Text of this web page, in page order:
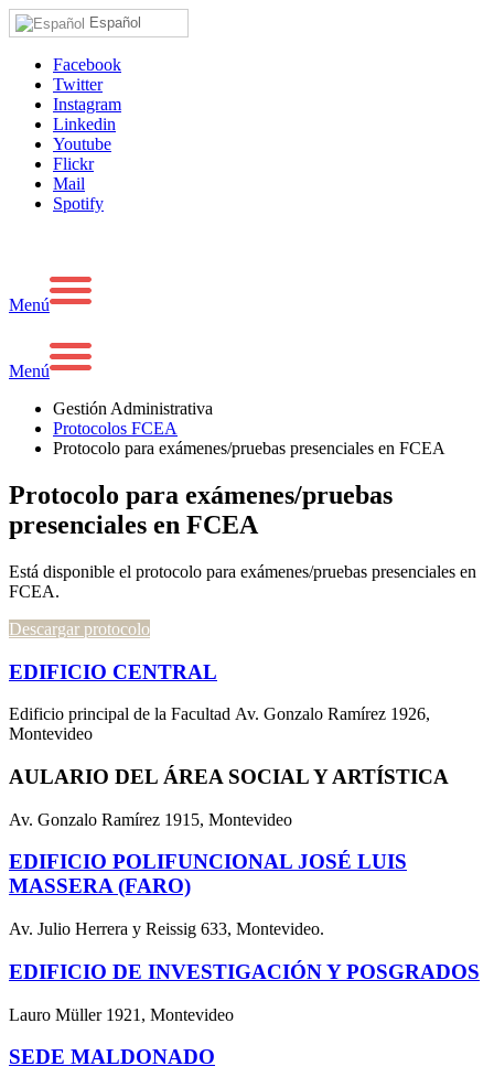
Español
Facebook
Twitter
Instagram
Linkedin
Youtube
Flickr
Mail
Spotify
Menú
Menú
Gestión Administrativa
Protocolos FCEA
Protocolo para exámenes/pruebas presenciales en FCEA
Protocolo para exámenes/pruebas
presenciales en FCEA
Está disponible el protocolo para exámenes/pruebas presenciales en
FCEA.
Descargar protocolo
EDIFICIO CENTRAL
Edificio principal de la Facultad Av. Gonzalo Ramírez 1926,
Montevideo
AULARIO DEL ÁREA SOCIAL Y ARTÍSTICA
Av. Gonzalo Ramírez 1915, Montevideo
EDIFICIO POLIFUNCIONAL JOSÉ LUIS
MASSERA (FARO)
Av. Julio Herrera y Reissig 633, Montevideo.
EDIFICIO DE INVESTIGACIÓN Y POSGRADOS
Lauro Müller 1921, Montevideo
SEDE MALDONADO